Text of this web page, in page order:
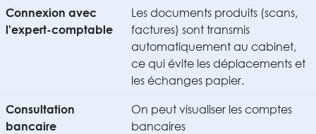
Connexion avec
l'expert-comptable
Les documents produits (scans,
factures) sont transmis
automatiquement au cabinet,
ce qui évite les déplacements et
les échanges papier.
Consultation
bancaire
On peut visualiser les comptes
bancaires